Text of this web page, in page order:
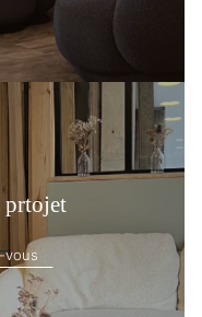
prtojet
vous